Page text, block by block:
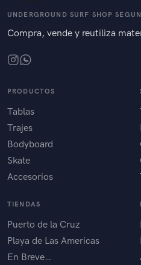
UNDERGROUND SURF SHOP
Compra, vende y reutiliza
PRODUCTOS
Tablas
Trajes
Bodyboard
Skate
Accesorios
TIENDAS
Puerto de la Cruz
Playa de Las Americas
En Breve…